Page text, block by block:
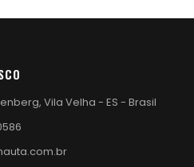
Vila Velha - ES - Brasil